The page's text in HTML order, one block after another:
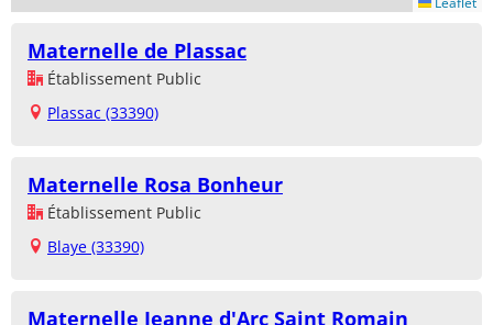
Maternelle de Plassac
Établissement Public
Plassac (33390)
Maternelle Rosa Bonheur
Établissement Public
Blaye (33390)
Maternelle Jeanne d'Arc Saint Romain